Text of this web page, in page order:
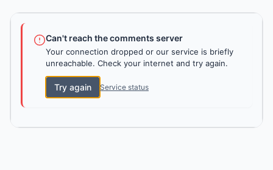
Can't reach the comments server
Your connection dropped or our service is briefly
unreachable. Check your internet and try again.
Try again Service status